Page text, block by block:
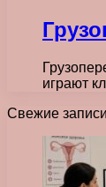
играют
Свежие записи